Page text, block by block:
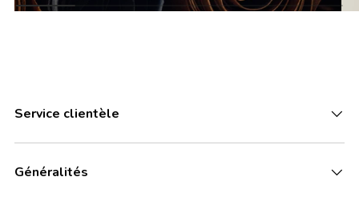
Service clientèle
Généralités